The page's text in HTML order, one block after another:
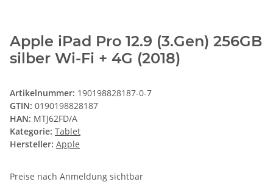
Apple iPad Pro 12.9 (3.Gen) 256GB
silber Wi-Fi + 4G (2018)
Artikelnummer: 190198828187-0-7
GTIN: 0190198828187
HAN: MTJ62FD/A
Kategorie: Tablet
Hersteller: Apple
Preise nach Anmeldung sichtbar